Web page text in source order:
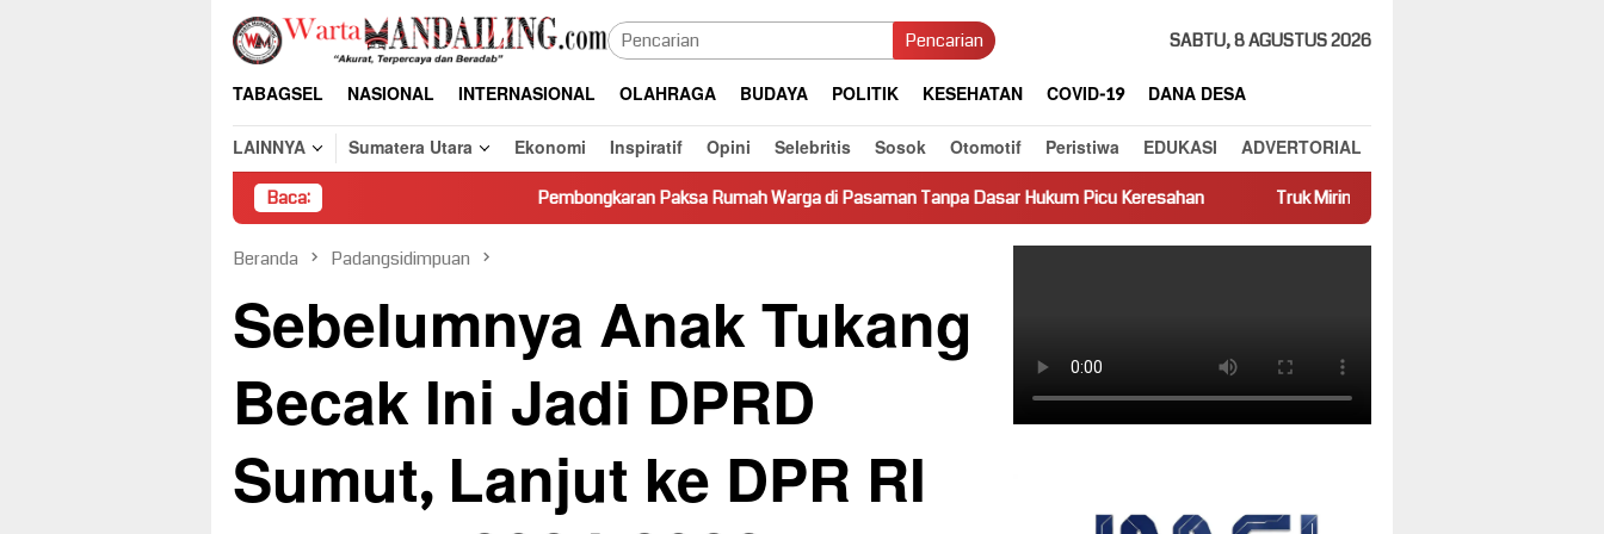
Loncat
konten
Pencarian SABTU, 8 AGUSTUS 2026
TABAGSEL NASIONAL INTERNASIONAL OLAHRAGA BUDAYA POLITIK KESEHATAN COVID-19
DANA DESA
LAINNYA
Sumatera Utara Ekonomi Inspiratif Opini Selebritis Sosok Otomotif Peristiwa EDUKASI ADVERTORIAL
Baca: Pembongkaran Paksa Rumah Warga di Pasaman Tanpa Dasar Hukum Picu Keresahan Truk Miring Hambat Arus Lalu Lintas di Jalan Panti–Simpang
Beranda Padangsidimpuan
Sebelumnya Anak Tukang
Becak Ini Jadi DPRD
Sumut, Lanjut ke DPR RI